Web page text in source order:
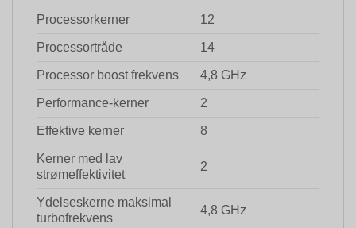
Processorkerner 12
Processortråde 14
Processor boost frekvens 4,8 GHz
Performance-kerner 2
Effektive kerner 8
Kerner med lav
strømeffektivitet
2
Ydelseskerne maksimal
turbofrekvens
4,8 GHz